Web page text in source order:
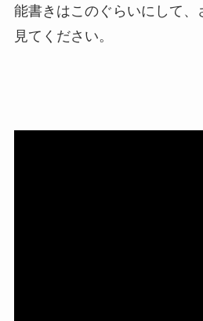
能書きはこのぐらいにして、
見てください。